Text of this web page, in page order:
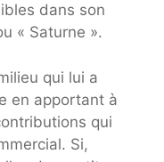
dans son
« Saturne ».
qui lui a
en apportant à
qui
Si,